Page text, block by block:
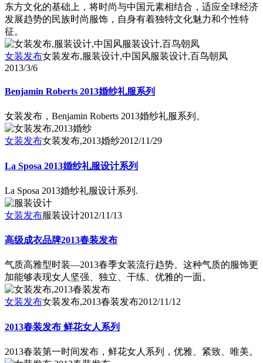
东方文化的基础上，将时尚与中国元素相结合，适应全球经济
发展趋势的民族时尚服饰，自身有着独特文化魅力和个性特
征。
女装发布女装发布,服装设计,中国风服装设计,百鸟朝凤
2013/3/6
Benjamin Roberts 2013婚纱礼服系列
女装发布，Benjamin Roberts 2013婚纱礼服系列。
女装发布女装发布,2013婚纱2012/11/29
La Sposa 2013婚纱礼服设计系列
La Sposa 2013婚纱礼服设计系列.
女装发布服装设计2012/11/13
高级成衣品牌2013春装发布
气质高雅型时装—2013春季女装流行趋势。这种气质的服饰更
加能够表现女人坚强、独立、干练、优雅的一面。
女装发布女装发布,2013春装发布2012/11/12
2013春装发布 鲜花女人系列
2013春装第一时间发布，鲜花女人系列，优雅、紧致、唯美。